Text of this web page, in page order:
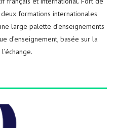
formations internationales
large palette d’enseignements
d’enseignement, basée sur la